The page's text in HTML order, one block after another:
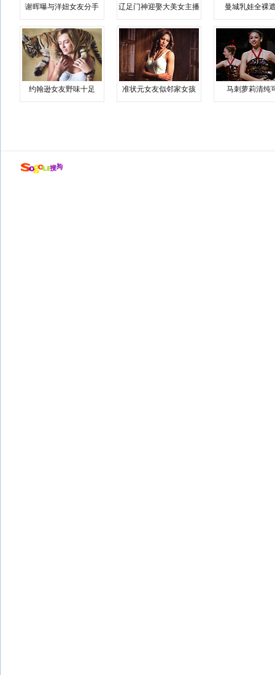
谢晖曝与洋妞女友分手 辽足门神迎娶大美女主播 曼城乳娃全裸
约翰逊女友野味十足 准状元女友似邻家女孩 马刺萝莉清纯